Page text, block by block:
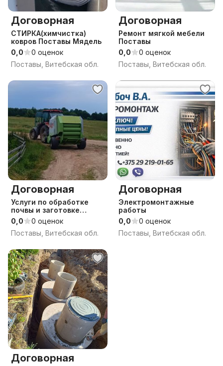
Договорная
СТИРКА(химчистка)
ковров Поставы Мядель
0,0
0 оценок
Поставы, Витебская обл.
Договорная
Ремонт мягкой мебели
Поставы
0,0
0 оценок
Поставы, Витебская обл.
Договорная
Услуги по обработке
почвы и заготовке
кормов
0,0
0 оценок
Поставы, Витебская обл.
Договорная
Электромонтажные
работы
0,0
0 оценок
Поставы, Витебская обл.
Договорная